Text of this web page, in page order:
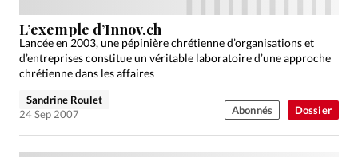
Dossier
L’exemple d’Innov.ch
Lancée en 2003, une pépinière chrétienne d’organisations et
d’entreprises constitue un véritable laboratoire d’une approche
chrétienne dans les affaires
Sandrine Roulet
24 Sep 2007
Abonnés